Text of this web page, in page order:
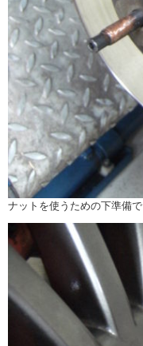
ナットを使うための下準備